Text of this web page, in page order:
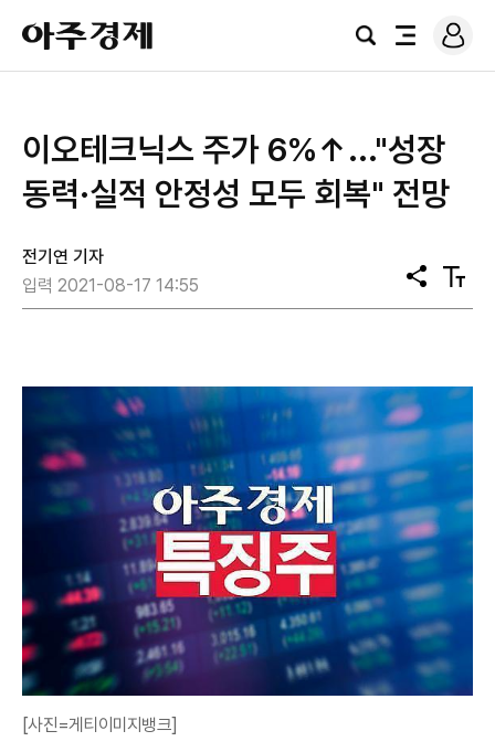
아
주
경
검
전
로
그
이오테크닉스 주가 6%↑..."성장
동력·실적 안정성 모두 회복" 전망
전기연 기자
입력 2021-08-17 14:55
공
유
텍
스
[사진=게티이미지뱅크]